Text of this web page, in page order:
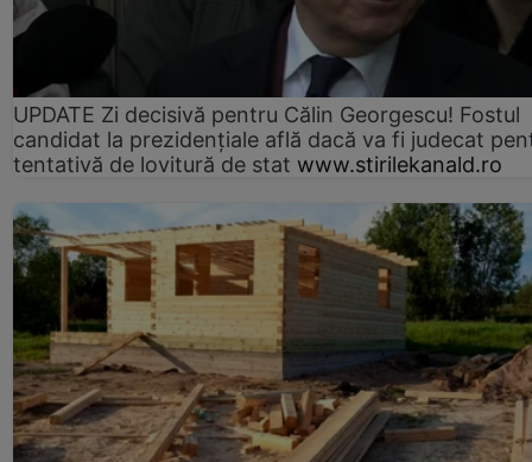
UPDATE Zi decisivă pentru Călin Georgescu! Fostul
candidat la prezidențiale află dacă va fi judecat
tentativă de lovitură de stat www.stirilekanald.ro